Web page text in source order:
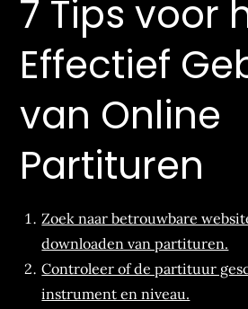
7 Tips voor
Effectief
van Online
Partituren
Zoek naar betrouwbare
downloaden van partituren.
Controleer of de partituur
instrument en niveau.